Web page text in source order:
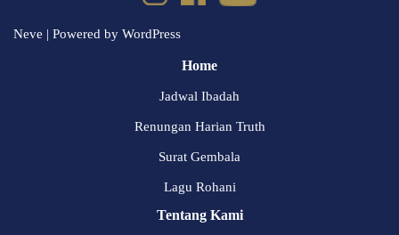
Neve | Powered by WordPress
Home
Jadwal Ibadah
Renungan Harian Truth
Surat Gembala
Lagu Rohani
Tentang Kami